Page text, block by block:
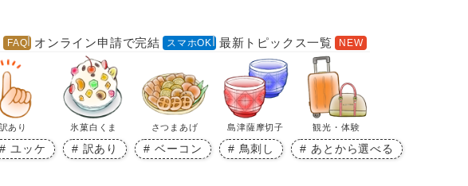
オンライン申請で完結 最新トピックス一覧
訳あり 氷菓白くま さつまあげ 島津薩摩切子 観光・体験
ユッケ 訳あり ベーコン 鳥刺し あとから選べる